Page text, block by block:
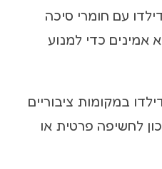
עם חומרי סיכה
אמינים כדי למנוע
במקומות ציבוריים
לחשיפה פרטית או